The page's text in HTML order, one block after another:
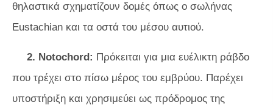
θηλαστικά σχηματίζουν δομές όπως ο σωλήνας
Eustachian και τα οστά του μέσου αυτιού.
2. Notochord: Πρόκειται για μια ευέλικτη ράβδο
που τρέχει στο πίσω μέρος του εμβρύου. Παρέχει
υποστήριξη και χρησιμεύει ως πρόδρομος της